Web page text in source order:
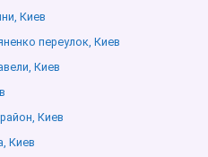
Киев
переулок, Киев
Киев
Киев
Киев